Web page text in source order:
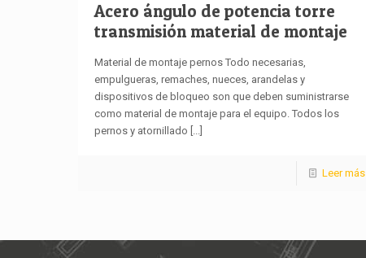
Acero ángulo de potencia torre
transmisión material de montaje
Material de montaje pernos Todo necesarias,
empulgueras, remaches, nueces, arandelas y
dispositivos de bloqueo son que deben suministrarse
como material de montaje para el equipo. Todos los
pernos y atornillado [...]
Leer más